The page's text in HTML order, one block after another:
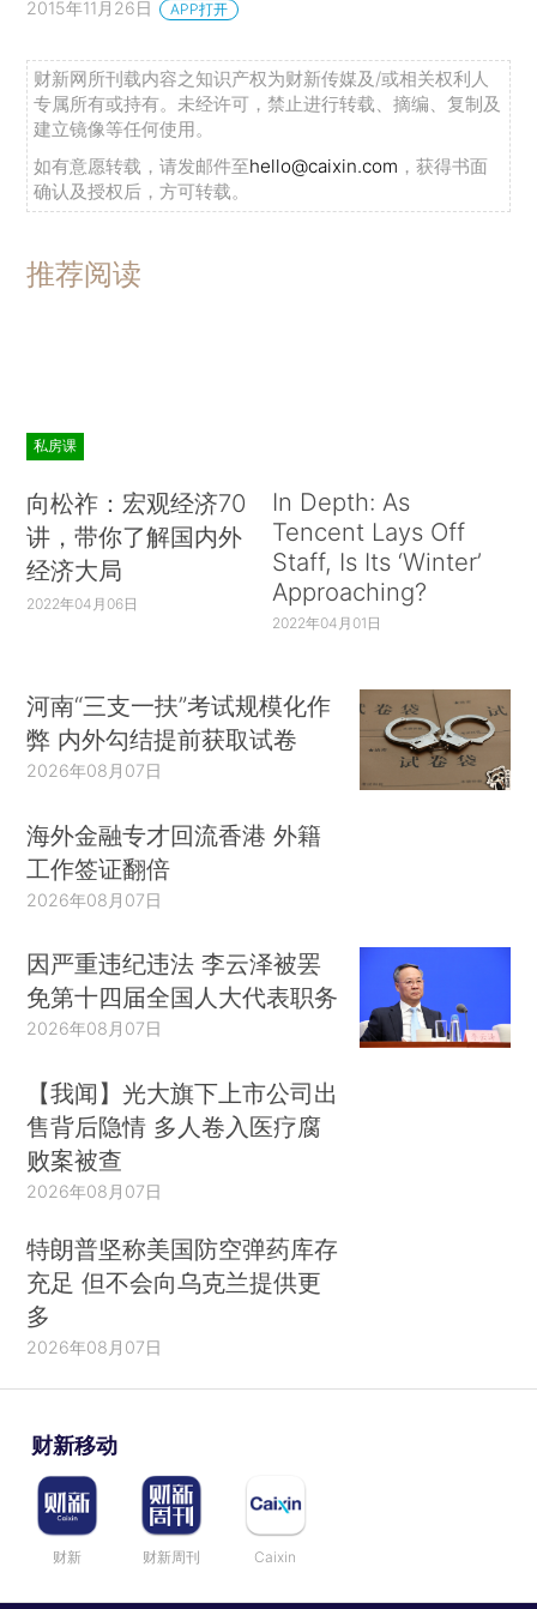
2015年11月26日 APP打开
财新网所刊载内容之知识产权为财新传媒及/或相关权利人
专属所有或持有。未经许可，禁止进行转载、摘编、复制及
建立镜像等任何使用。
如有意愿转载，请发邮件至hello@caixin.com ，获得书面
确认及授权后，方可转载。
推荐阅读
私房课
向松祚：宏观经济70
讲，带你了解国内外
经济大局
2022年04月06日
In Depth: As
Tencent Lays Off
Staff, Is Its ‘Winter’
Approaching?
2022年04月01日
河南“三支一扶”考试规模化作
弊 内外勾结提前获取试卷
2026年08月07日
海外金融专才回流香港 外籍
工作签证翻倍
2026年08月07日
因严重违纪违法 李云泽被罢
免第十四届全国人大代表职务
2026年08月07日
【我闻】光大旗下上市公司出
售背后隐情 多人卷入医疗腐
败案被查
2026年08月07日
特朗普坚称美国防空弹药库存
充足 但不会向乌克兰提供更
多
2026年08月07日
财新移动
财新 财新周刊 Caixin